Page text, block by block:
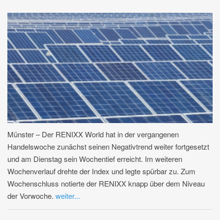
Münster – Der RENIXX World hat in der vergangenen
Handelswoche zunächst seinen Negativtrend weiter fortgesetzt
und am Dienstag sein Wochentief erreicht. Im weiteren
Wochenverlauf drehte der Index und legte spürbar zu. Zum
Wochenschluss notierte der RENIXX knapp über dem Niveau
der Vorwoche. weiter...